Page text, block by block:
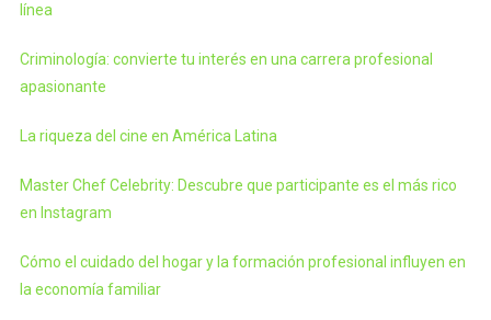
línea
Criminología: convierte tu interés en una carrera profesional
apasionante
La riqueza del cine en América Latina
Master Chef Celebrity: Descubre que participante es el más rico
en Instagram
Cómo el cuidado del hogar y la formación profesional influyen en
la economía familiar